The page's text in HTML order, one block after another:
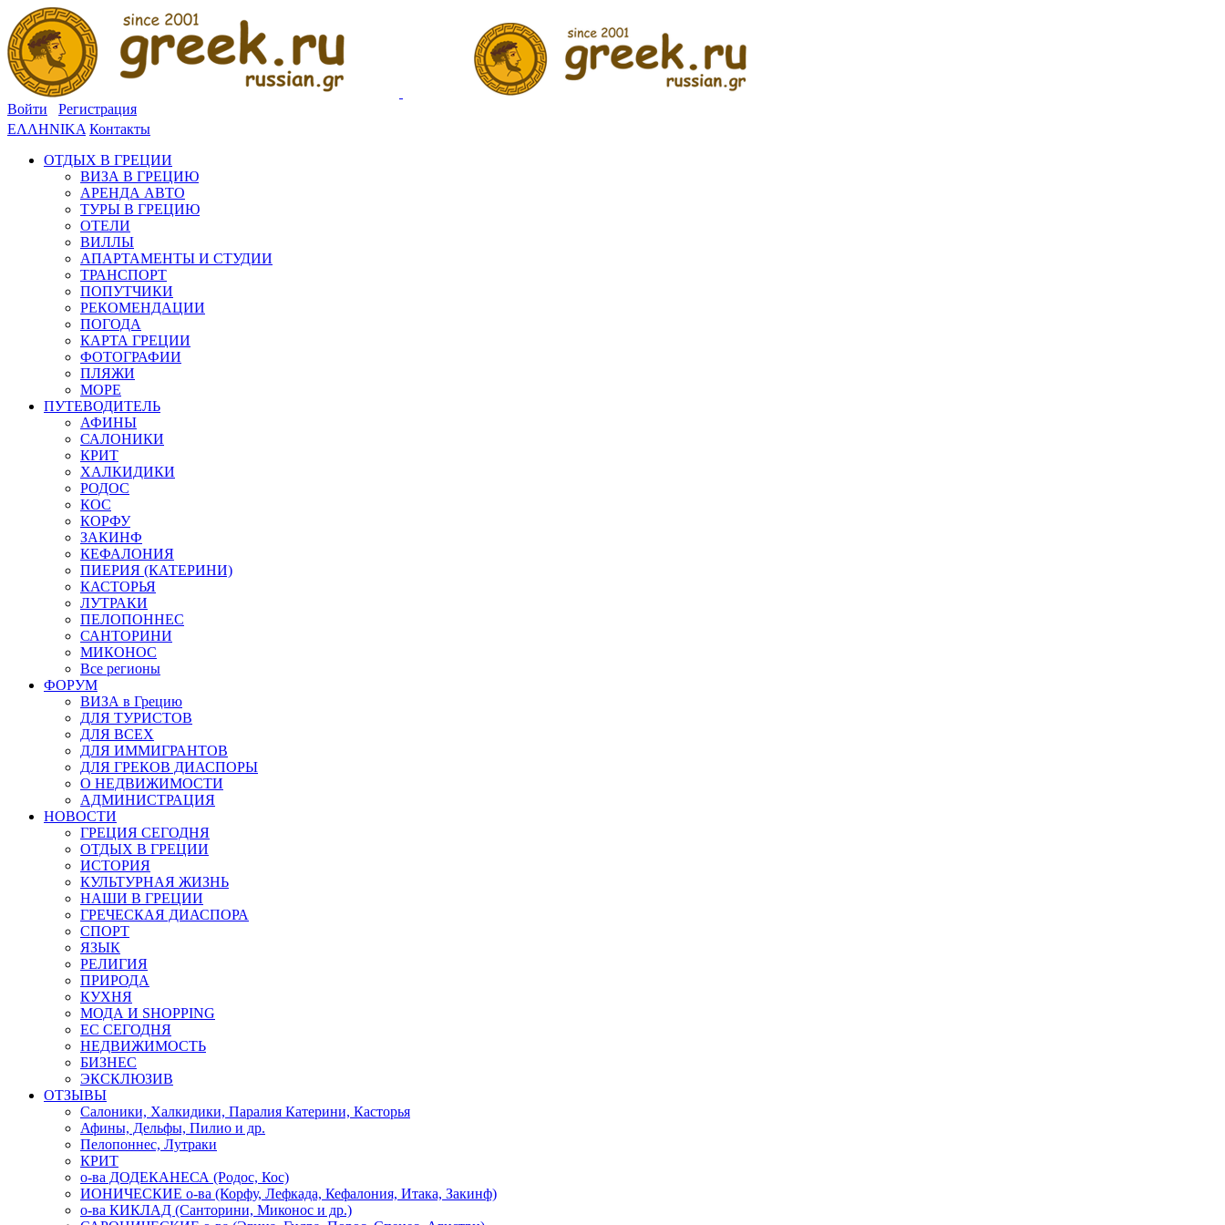
Войти
Регистрация
ΕΛΛΗΝΙΚΑ Контакты
ОТДЫХ В ГРЕЦИИ
ВИЗА В ГРЕЦИЮ
АРЕНДА АВТО
ТУРЫ В ГРЕЦИЮ
ОТЕЛИ
ВИЛЛЫ
АПАРТАМЕНТЫ И СТУДИИ
ТРАНСПОРТ
ПОПУТЧИКИ
РЕКОМЕНДАЦИИ
ПОГОДА
КАРТА ГРЕЦИИ
ФОТОГРАФИИ
ПЛЯЖИ
МОРЕ
ПУТЕВОДИТЕЛЬ
АФИНЫ
САЛОНИКИ
КРИТ
ХАЛКИДИКИ
РОДОС
КОС
КОРФУ
ЗАКИНФ
КЕФАЛОНИЯ
ПИЕРИЯ (КАТЕРИНИ)
КАСТОРЬЯ
ЛУТРАКИ
ПЕЛОПОННЕС
САНТОРИНИ
МИКОНОС
Все регионы
ФОРУМ
ВИЗА в Грецию
ДЛЯ ТУРИСТОВ
ДЛЯ ВСЕХ
ДЛЯ ИММИГРАНТОВ
ДЛЯ ГРЕКОВ ДИАСПОРЫ
О НЕДВИЖИМОСТИ
АДМИНИСТРАЦИЯ
НОВОСТИ
ГРЕЦИЯ СЕГОДНЯ
ОТДЫХ В ГРЕЦИИ
ИСТОРИЯ
КУЛЬТУРНАЯ ЖИЗНЬ
НАШИ В ГРЕЦИИ
ГРЕЧЕСКАЯ ДИАСПОРА
СПОРТ
ЯЗЫК
РЕЛИГИЯ
ПРИРОДА
КУХНЯ
МОДА И SHOPPING
ЕС СЕГОДНЯ
НЕДВИЖИМОСТЬ
БИЗНЕС
ЭКСКЛЮЗИВ
ОТЗЫВЫ
Салоники, Халкидики, Паралия Катерини, Касторья
Афины, Дельфы, Пилио и др.
Пелопоннес, Лутраки
КРИТ
о-ва ДОДЕКАНЕСА (Родос, Кос)
ИОНИЧЕСКИЕ о-ва (Корфу, Лефкада, Кефалония, Итака, Закинф)
о-ва КИКЛАД (Санторини, Миконос и др.)